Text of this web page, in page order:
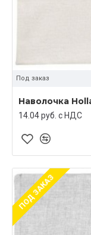
Под заказ
Наволочка
14.04 руб. c НДС
ПОД ЗАКАЗ